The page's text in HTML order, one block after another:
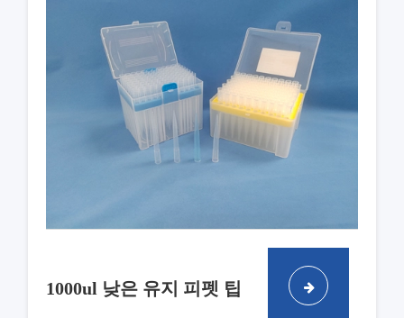
1000ul 낮은 유지 피펫 팁